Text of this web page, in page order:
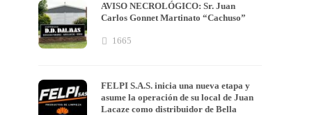
AVISO NECROLÓGICO: Sr. Juan
Carlos Gonnet Martinato “Cachuso”
1665
FELPI S.A.S. inicia una nueva etapa y
asume la operación de su local de Juan
Lacaze como distribuidor de Bella